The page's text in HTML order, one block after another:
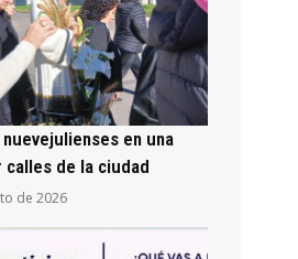
en una
de la ciudad
de 2026